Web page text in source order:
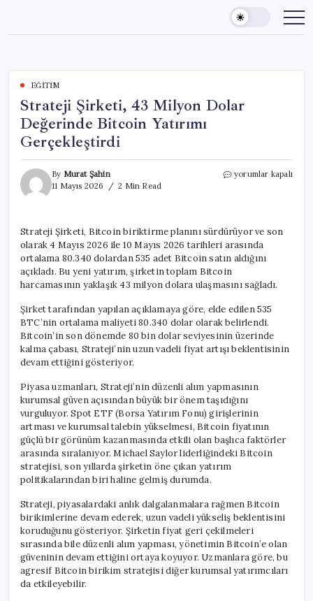
content
EĞITIM
Strateji Şirketi, 43 Milyon Dolar
Değerinde Bitcoin Yatırımı
Gerçekleştirdi
By Murat Şahin
11 Mayıs 2026
2 Min Read
Strateji
Değerinde
Bitcoin
Yatırımı
yorumlar kapalı
Strateji Şirketi, Bitcoin biriktirme planını sürdürüyor ve son
olarak 4 Mayıs 2026 ile 10 Mayıs 2026 tarihleri arasında
ortalama 80.340 dolardan 535 adet Bitcoin satın aldığını
açıkladı. Bu yeni yatırım, şirketin toplam Bitcoin
harcamasının yaklaşık 43 milyon dolara ulaşmasını sağladı.
Şirket tarafından yapılan açıklamaya göre, elde edilen 535
BTC’nin ortalama maliyeti 80.340 dolar olarak belirlendi.
Bitcoin’in son dönemde 80 bin dolar seviyesinin üzerinde
kalma çabası, Strateji’nin uzun vadeli fiyat artışı beklentisinin
devam ettiğini gösteriyor.
Piyasa uzmanları, Strateji’nin düzenli alım yapmasının
kurumsal güven açısından büyük bir önem taşıdığını
vurguluyor. Spot ETF (Borsa Yatırım Fonu) girişlerinin
artması ve kurumsal talebin yükselmesi, Bitcoin fiyatının
güçlü bir görünüm kazanmasında etkili olan başlıca faktörler
arasında sıralanıyor. Michael Saylor liderliğindeki Bitcoin
stratejisi, son yıllarda şirketin öne çıkan yatırım
politikalarından biri haline gelmiş durumda.
Strateji, piyasalardaki anlık dalgalanmalara rağmen Bitcoin
birikimlerine devam ederek, uzun vadeli yükseliş beklentisini
koruduğunu gösteriyor. Şirketin fiyat geri çekilmeleri
sırasında bile düzenli alım yapması, yönetimin Bitcoin’e olan
güveninin devam ettiğini ortaya koyuyor. Uzmanlara göre, bu
agresif Bitcoin birikim stratejisi diğer kurumsal yatırımcıları
da etkileyebilir.